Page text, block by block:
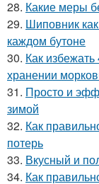
28. Какие меры
29. Шиповник
каждом бутоне
30. Как
хранении
31. Просто и
зимой
32. Как
потерь
33. Вкусный и
34. Как